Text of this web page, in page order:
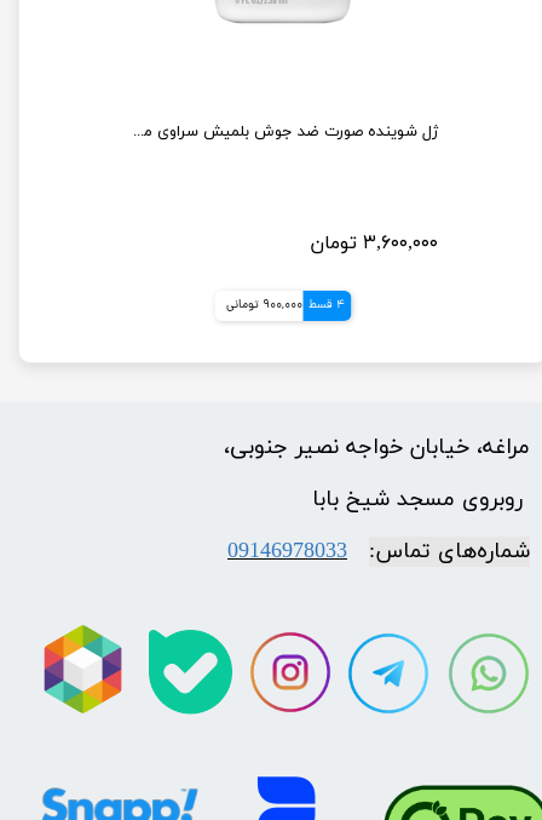
★★★★★ ژل شوینده صورت ضد جوش بلمیش سراوی مخصوص پوست های چرب و مستعد آکنه
۳,۶۰۰,۰۰۰ تومان
4 قسط 900,000 تومانی
مراغه، خیابان خواجه نصیر جنوبی،
​​​​​​​ روبروی مسجد شیخ بابا
شماره‌‌های تماس:
09146978033